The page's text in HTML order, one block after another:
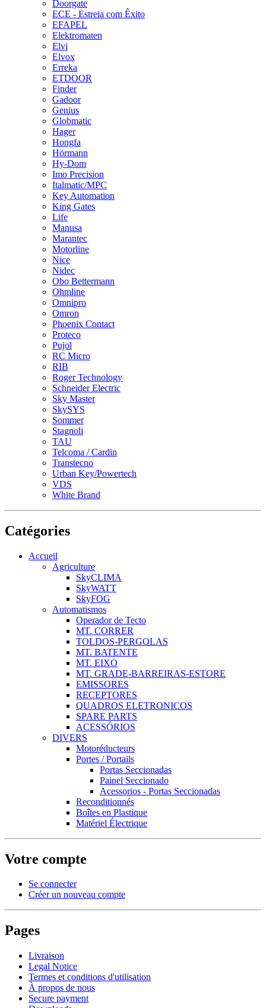
Doorgate
ECE - Estreia com Êxito
EFAPEL
Elektromaten
Elvi
Elvox
Erreka
ETDOOR
Finder
Gadoor
Genius
Globmatic
Hager
Hongfa
Hörmann
Hy-Dom
Imo Precision
Italmatic/MPC
Key Automation
King Gates
Life
Manusa
Marantec
Motorline
Nice
Nidec
Obo Bettermann
Ohmline
Omnipro
Omron
Phoenix Contact
Proteco
Pujol
RC Micro
RIB
Roger Technology
Schneider Electric
Sky Master
SkySYS
Sommer
Stagnoli
TAU
Telcoma / Cardin
Transtecno
Urban Key/Powertech
VDS
White Brand
Catégories
Accueil
Agriculture
SkyCLIMA
SkyWATT
SkyFOG
Automatismos
Operador de Tecto
MT. CORRER
TOLDOS-PERGOLAS
MT. BATENTE
MT. EIXO
MT. GRADE-BARREIRAS-ESTORE
EMISSORES
RECEPTORES
QUADROS ELETRONICOS
SPARE PARTS
ACESSÓRIOS
DIVERS
Motoréducteurs
Portes / Portails
Portas Seccionadas
Painel Seccionado
Acessorios - Portas Seccionadas
Reconditionnés
Boîtes en Plastique
Matériel Électrique
Votre compte
Se connecter
Créer un nouveau compte
Pages
Livraison
Legal Notice
Termes et conditions d'utilisation
À propos de nous
Secure payment